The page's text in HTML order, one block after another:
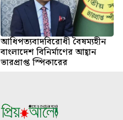
আধিপত্যবাদবিরোধী বৈষম্যহীন
বাংলাদেশ বিনির্মাণের আহ্বান
ভারপ্রাপ্ত স্পিকারের